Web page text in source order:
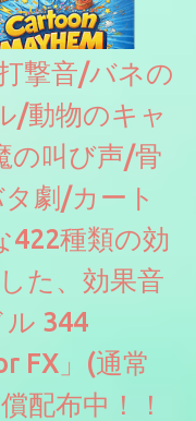
撃音/バネの
/動物のキャ
の叫び声/骨
劇/カート
422種類の効
た、効果音
344
FX」(通常
配布中！！